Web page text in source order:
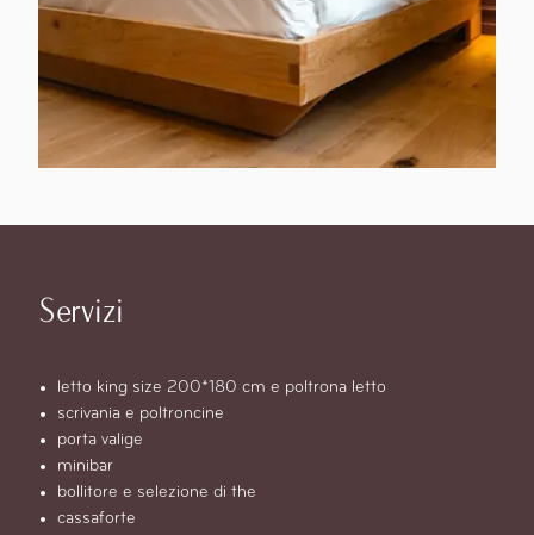
Servizi
letto king size 200*180 cm e poltrona letto
scrivania e poltroncine
porta valige
minibar
bollitore e selezione di the
cassaforte